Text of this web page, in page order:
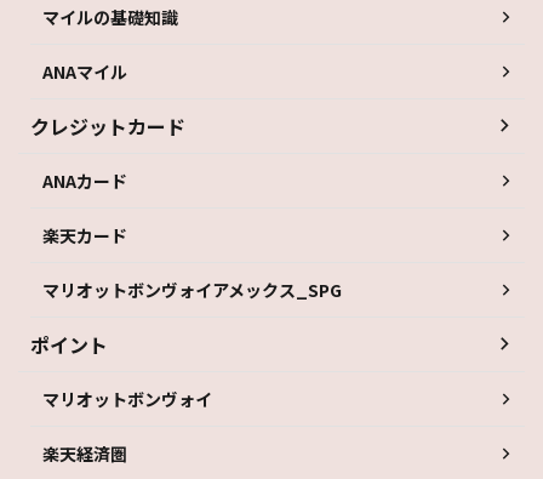
マイルの基礎知識
ANAマイル
クレジットカード
ANAカード
楽天カード
マリオットボンヴォイアメックス_SPG
ポイント
マリオットボンヴォイ
楽天経済圏